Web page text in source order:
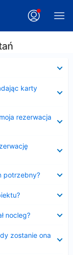
karty
rezerwacja
potrzebny?
nocleg?
zostanie ona